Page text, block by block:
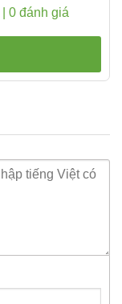
| 0 đánh giá